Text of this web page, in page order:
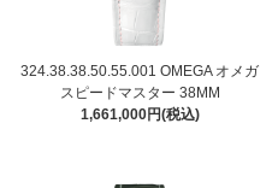
324.38.38.50.55.001 OMEGA オメガ
スピードマスター 38MM
1,661,000円(税込)